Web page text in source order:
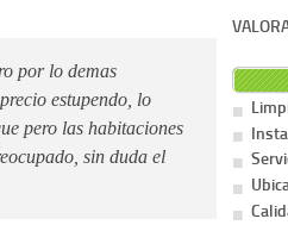
por lo demas
estupendo, lo
pero las habitaciones
sin duda el